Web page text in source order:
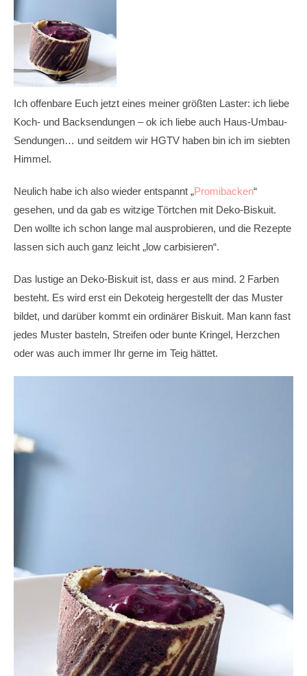
Ich offenbare Euch jetzt eines meiner größten Laster: ich liebe
Koch- und Backsendungen – ok ich liebe auch Haus-Umbau-
Sendungen… und seitdem wir HGTV haben bin ich im siebten
Himmel.
Neulich habe ich also wieder entspannt „Promibacken“
gesehen, und da gab es witzige Törtchen mit Deko-Biskuit.
Den wollte ich schon lange mal ausprobieren, und die Rezepte
lassen sich auch ganz leicht „low carbisieren“.
Das lustige an Deko-Biskuit ist, dass er aus mind. 2 Farben
besteht. Es wird erst ein Dekoteig hergestellt der das Muster
bildet, und darüber kommt ein ordinärer Biskuit. Man kann fast
jedes Muster basteln, Streifen oder bunte Kringel, Herzchen
oder was auch immer Ihr gerne im Teig hättet.